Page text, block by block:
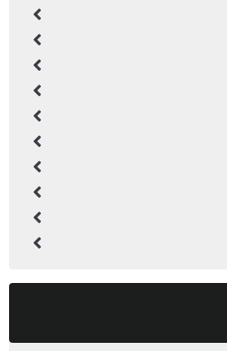
עודכן בתאריך:21/07/2026, בשעה 13:20